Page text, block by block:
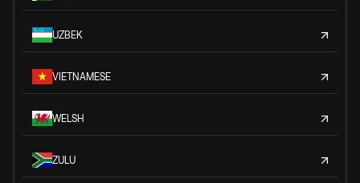
UZBEK
VIETNAMESE
WELSH
ZULU